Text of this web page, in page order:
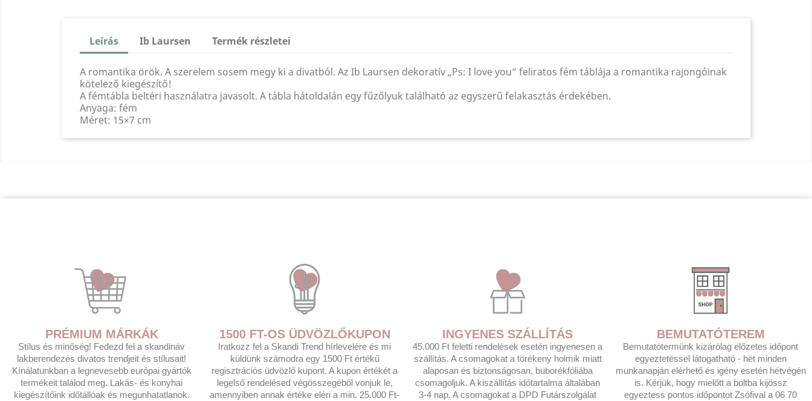
Leírás Ib Laursen Termék részletei
A romantika örök. A szerelem sosem megy ki a divatból. Az Ib Laursen dekoratív „Ps: I love you” feliratos fém táblája a romantika rajongóinak
kötelező kiegészítő!
A fémtábla beltéri használatra javasolt. A tábla hátoldalán egy fűzőlyuk található az egyszerű felakasztás érdekében.
Anyaga: fém
Méret: 15×7 cm
PRÉMIUM MÁRKÁK
Stílus és minőség! Fedezd fel a skandináv
lakberendezés divatos trendjeit és stílusait!
Kínálatunkban a legnevesebb európai gyártók
termékeit találod meg. Lakás- és konyhai
kiegészítőink időtállóak és megunhatatlanok.
1500 FT-OS ÜDVÖZLŐKUPON
Iratkozz fel a Skandi Trend hírlevelére és mi
küldünk számodra egy 1500 Ft értékű
regisztrációs üdvözlő kupont. A kupon értékét a
legelső rendelésed végösszegéből vonjuk le,
amennyiben annak értéke eléri a min. 25.000 Ft-
INGYENES SZÁLLÍTÁS
45.000 Ft feletti rendelések esetén ingyenesen a
szállítás. A csomagokat a törékeny holmik miatt
alaposan és biztonságosan, buborékfóliába
csomagoljuk. A kiszállítás időtartalma általában
3-4 nap. A csomagokat a DPD Futárszolgálat
BEMUTATÓTEREM
Bemutatótermünk kizárólag előzetes időpont
egyeztetéssel látogatható - hét minden
munkanapján elérhető és igény esetén hétvégén
is. Kérjük, hogy mielőtt a boltba kijössz
egyeztess pontos időpontot Zsófival a 06 70